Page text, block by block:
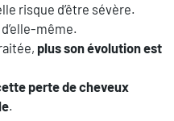
risque d’être sévère.
d’elle-même.
plus son évolution est
perte de cheveux
.